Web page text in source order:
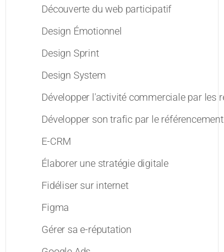
Découverte du web participatif
Design Émotionnel
Design Sprint
Design System
Développer l'activité commerciale par les
Développer son trafic par le référencement
E-CRM
Élaborer une stratégie digitale
Fidéliser sur internet
Figma
Gérer sa e-réputation